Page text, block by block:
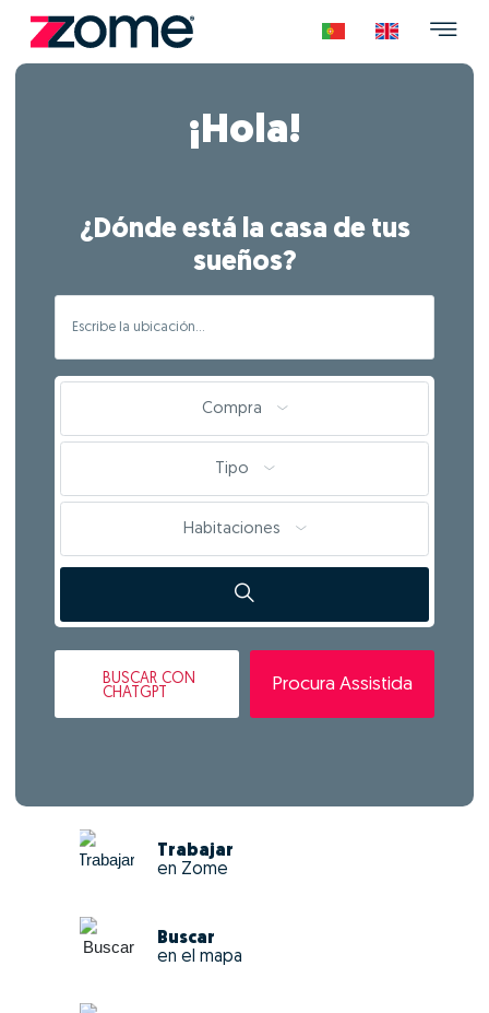
¡Hola!
¿Dónde está la casa de tus
sueños?
Compra
Tipo
Habitaciones
BUSCARCON
CHATGPT
Procura Assistida
Trabajar
en Zome
Buscar
en el mapa